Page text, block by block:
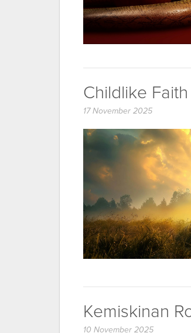
Childlike Faith
17 November 2025
Kemiskinan
10 November 2025